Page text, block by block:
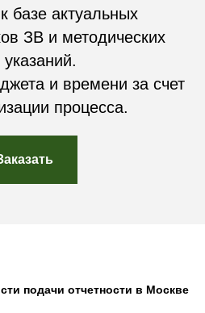
базе актуальных
ЗВ и методических
указаний.
и времени за счет
процесса.
подачи отчетности в Москве